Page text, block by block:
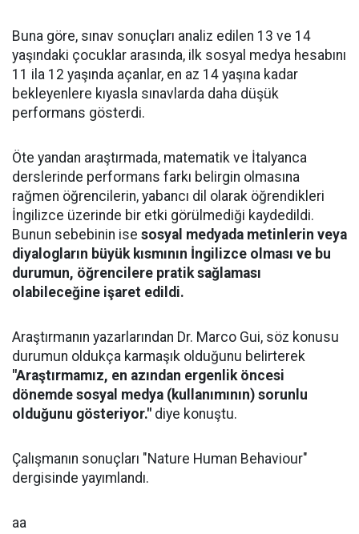
Buna göre, sınav sonuçları analiz edilen 13 ve 14
yaşındaki çocuklar arasında, ilk sosyal medya hesabını
11 ila 12 yaşında açanlar, en az 14 yaşına kadar
bekleyenlere kıyasla sınavlarda daha düşük
performans gösterdi.
Öte yandan araştırmada, matematik ve İtalyanca
derslerinde performans farkı belirgin olmasına
rağmen öğrencilerin, yabancı dil olarak öğrendikleri
İngilizce üzerinde bir etki görülmediği kaydedildi.
Bunun sebebinin ise sosyal medyada metinlerin veya
diyalogların büyük kısmının İngilizce olması ve bu
durumun, öğrencilere pratik sağlaması
olabileceğine işaret edildi.
Araştırmanın yazarlarından Dr. Marco Gui, söz konusu
durumun oldukça karmaşık olduğunu belirterek
"Araştırmamız, en azından ergenlik öncesi
dönemde sosyal medya (kullanımının) sorunlu
olduğunu gösteriyor." diye konuştu.
Çalışmanın sonuçları "Nature Human Behaviour"
dergisinde yayımlandı.
aa